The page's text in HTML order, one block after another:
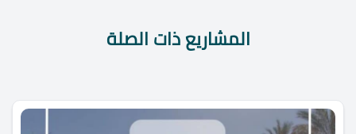
المشاريع ذات الصلة